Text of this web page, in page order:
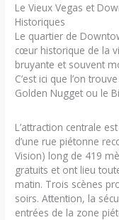
Le Vieux Vegas et
Historiques
Le quartier de
cœur historique de la
bruyante et souvent
C’est ici que l’on
Golden Nugget ou le
L’attraction centrale
d’une rue piétonne
Vision) long de 419
gratuits et ont lieu
matin. Trois scènes
soirs. Attention, la
entrées de la zone